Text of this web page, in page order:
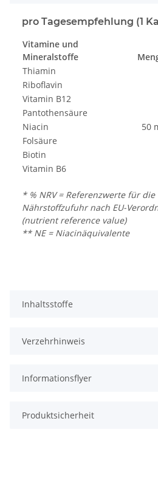
pro Tagesempfehlung (1
Vitamine und
Mineralstoffe
Thiamin
Riboflavin
Vitamin B12
Pantothensäure
Niacin
50
Folsäure
Biotin
Vitamin B6
* % NRV = Referenzwerte für
Nährstoffzufuhr nach EU-
(nutrient reference value)
** NE = Niacinäquivalente
Inhaltsstoffe
Verzehrhinweis
Informationsflyer
Produktsicherheit